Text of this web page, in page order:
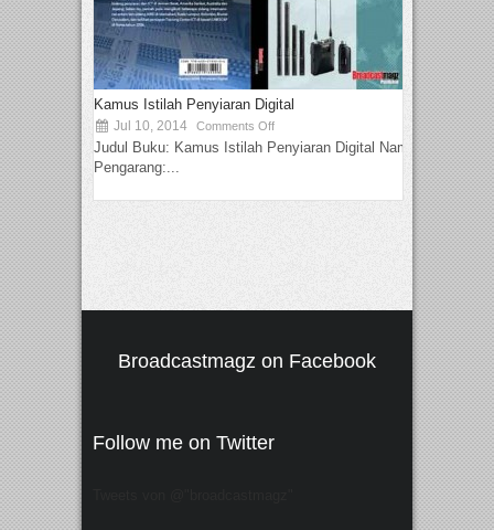
Kamus Istilah Penyiaran Digital
Jul 10, 2014 Comments Off
Judul Buku: Kamus Istilah Penyiaran Digital Nama
Pengarang:...
Broadcastmagz on Facebook
Follow me on Twitter